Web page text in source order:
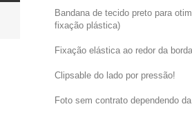
Bandana de tecido preto para
fixação plástica)
Fixação elástica ao redor da
Clipsable do lado por pressão!
Foto sem contrato dependendo